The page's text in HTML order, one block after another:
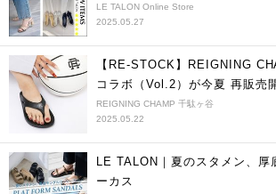
LE TALON Online Store
2025.05.27
【RE-STOCK】REIGNING
コラボ（Vol.2）が今夏 再販売
REIGNING CHAMP 千駄ヶ谷
2025.05.22
LE TALON｜夏のスタメン、厚
ーカス